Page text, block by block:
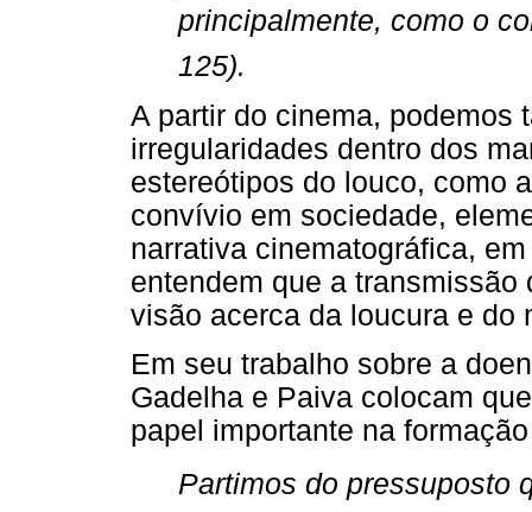
principalmente, como o
125).
A partir do cinema, podemos
irregularidades dentro dos
estereótipos do louco, como
convívio em sociedade,
narrativa cinematográfica,
entendem que a
visão acerca da loucura e do
Em seu trabalho sobre a
Gadelha e Paiva colocam
papel importante na
Partimos do